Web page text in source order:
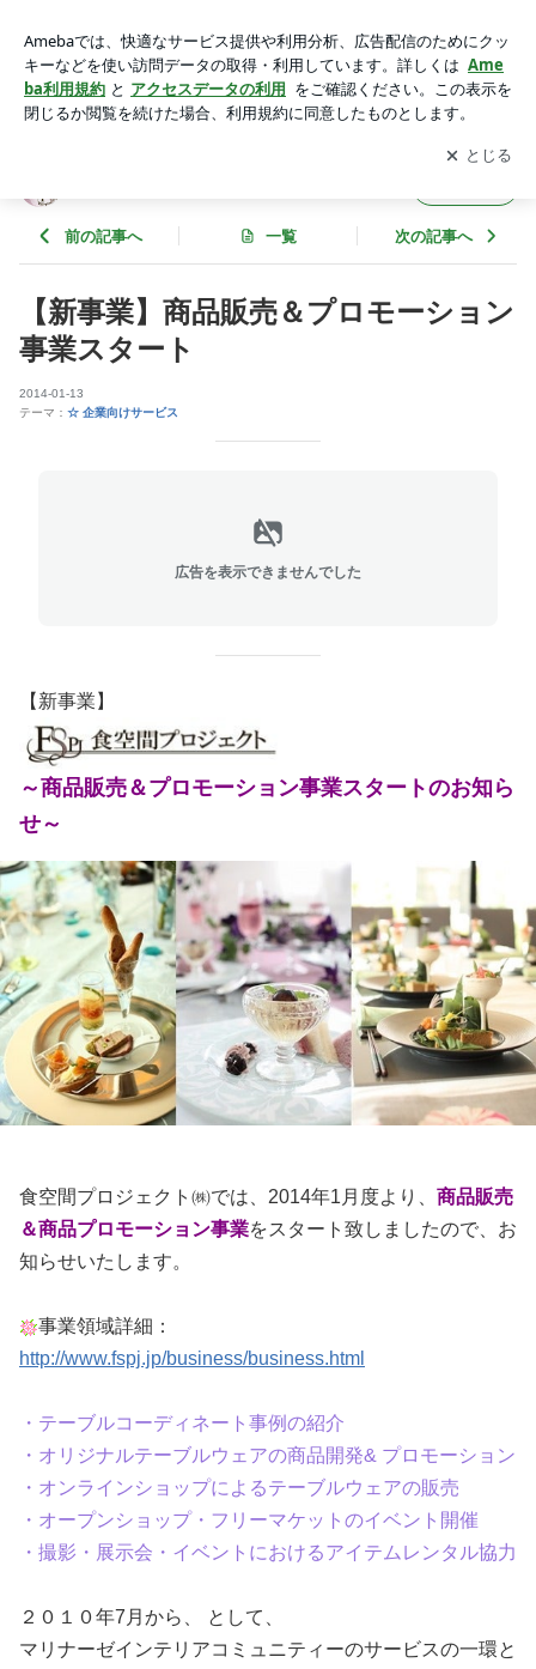
ロジェクト（ＦＳＰJ）
アプリをダウンロードして ブログの更新通知
を受け取りまし
ょう。
開く
前の記事へ 一覧 次の記事へ
【新事業】商品販売＆プロモーション
事業スタート
2014-01-13
テーマ： ☆ 企業向けサービス
広告を表示できませんでした
【新事業】
～商品販売＆プロモーション事業スタートのお知ら
せ～
食空間プロジェクト㈱では、2014年1月度より、 商品販売
＆商品プロモーション事業をスタート致しましたので、お
知らせいたします。
事業領域詳細：
http://www.fspj.jp/business/business.html
・テーブルコーディネート事例の紹介
・ オリジナルテーブルウェアの商品開発& プロモーション
・ オンラインショップによるテーブルウェアの販売
・ オープンショップ・フリーマケットのイベント開催
・撮影・展示会・イベントにおけるアイテムレンタル協力
２０１０年7月から、
として、
マリナーゼインテリアコミュニティーのサービスの一環と